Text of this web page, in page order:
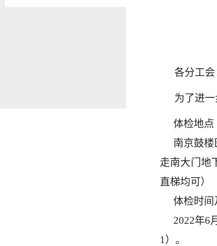
各分工
为了进
体检地点
南京鼓
走南大门地
直梯均可）
体检时间
2022年6
1）。